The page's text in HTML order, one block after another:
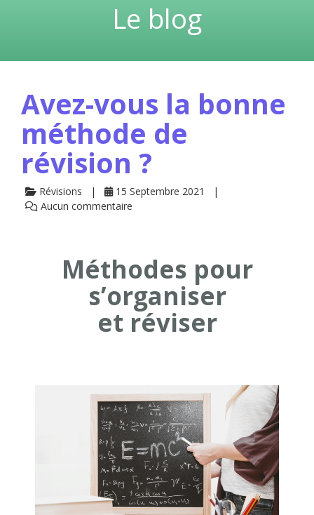
Le blog
Avez-vous la bonne
méthode de
révision ?
Révisions
15 Septembre 2021
Aucun commentaire
Méthodes pour
s’organiser
et réviser